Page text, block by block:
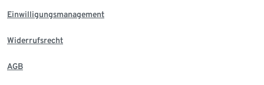
Einwilligungsmanagement
Widerrufsrecht
AGB